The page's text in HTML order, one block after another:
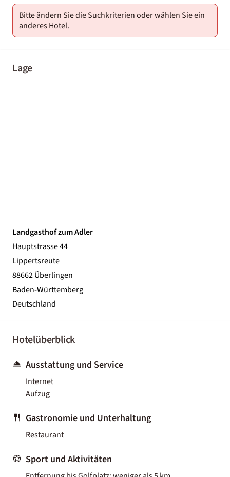
Bitte ändern Sie die Suchkriterien oder wählen Sie ein
anderes Hotel.
Lage
Landgasthof zum Adler
Hauptstrasse 44
Lippertsreute
88662 Überlingen
Baden-Württemberg
Deutschland
Hotelüberblick
Ausstattung und Service
Internet
Aufzug
Gastronomie und Unterhaltung
Restaurant
Sport und Aktivitäten